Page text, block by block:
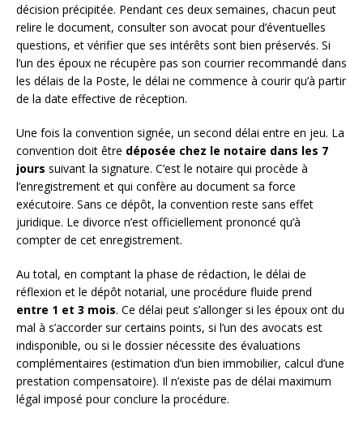
décision précipitée. Pendant ces deux semaines, chacun peut
relire le document, consulter son avocat pour d’éventuelles
questions, et vérifier que ses intérêts sont bien préservés. Si
l’un des époux ne récupère pas son courrier recommandé dans
les délais de la Poste, le délai ne commence à courir qu’à partir
de la date effective de réception.
Une fois la convention signée, un second délai entre en jeu. La
convention doit être déposée chez le notaire dans les 7
jours suivant la signature. C’est le notaire qui procède à
l’enregistrement et qui confère au document sa force
exécutoire. Sans ce dépôt, la convention reste sans effet
juridique. Le divorce n’est officiellement prononcé qu’à
compter de cet enregistrement.
Au total, en comptant la phase de rédaction, le délai de
réflexion et le dépôt notarial, une procédure fluide prend
entre 1 et 3 mois. Ce délai peut s’allonger si les époux ont du
mal à s’accorder sur certains points, si l’un des avocats est
indisponible, ou si le dossier nécessite des évaluations
complémentaires (estimation d’un bien immobilier, calcul d’une
prestation compensatoire). Il n’existe pas de délai maximum
légal imposé pour conclure la procédure.